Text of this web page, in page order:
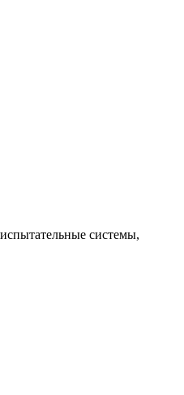
системы,